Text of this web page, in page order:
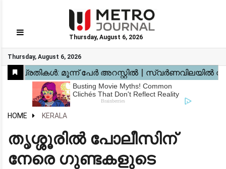
Thursday, August 6, 2026
Thursday, August 6, 2026
GO
Home
Kerala
National
Gulf
World
Sports
Movies
Health
Automobile
Travel
Education
Novel
Business
Technology
Webstory
HOME KERALA
തൃശ്ശൂരിൽ പോലീസിന്
നേരെ ഗുണ്ടകളുടെ